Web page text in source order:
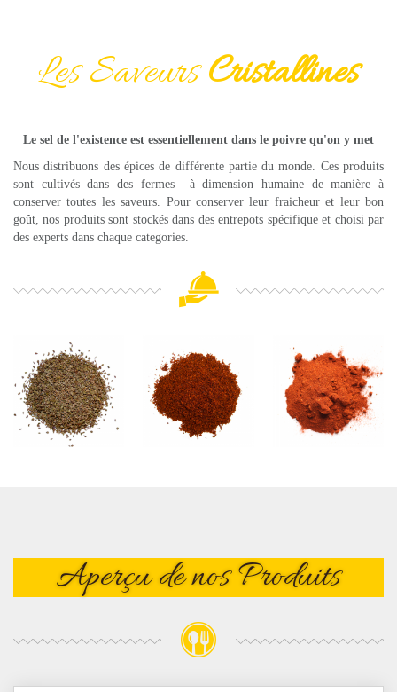
Les SaveursCristallines
Le sel de l'existence est essentiellement dans le poivre qu'on y met
Nous distribuons des épices de différente partie du monde. Ces produits
sont cultivés dans des fermes à dimension humaine de manière à
conserver toutes les saveurs. Pour conserver leur fraicheur et leur bon
goût, nos produits sont stockés dans des entrepots spécifique et choisi par
des experts dans chaque categories.
Aperçu de nos Produits